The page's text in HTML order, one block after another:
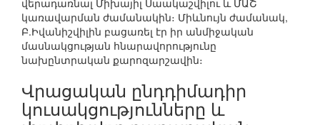
վերադառնալ Միխայիլ Սաակաշվիլու և ՄԱՇ
կառավարման ժամանակին։ Միևնույն ժամանակ,
Բ.Իվանիշվիլին բացառել էր իր անմիջական
մասնակցության հնարավորությունը
նախընտրական քարոզարշավին։
Վրացական ընդդիմադիր
կուսակցությունները և